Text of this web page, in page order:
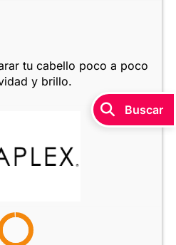
tu cabello poco a poco
y brillo.